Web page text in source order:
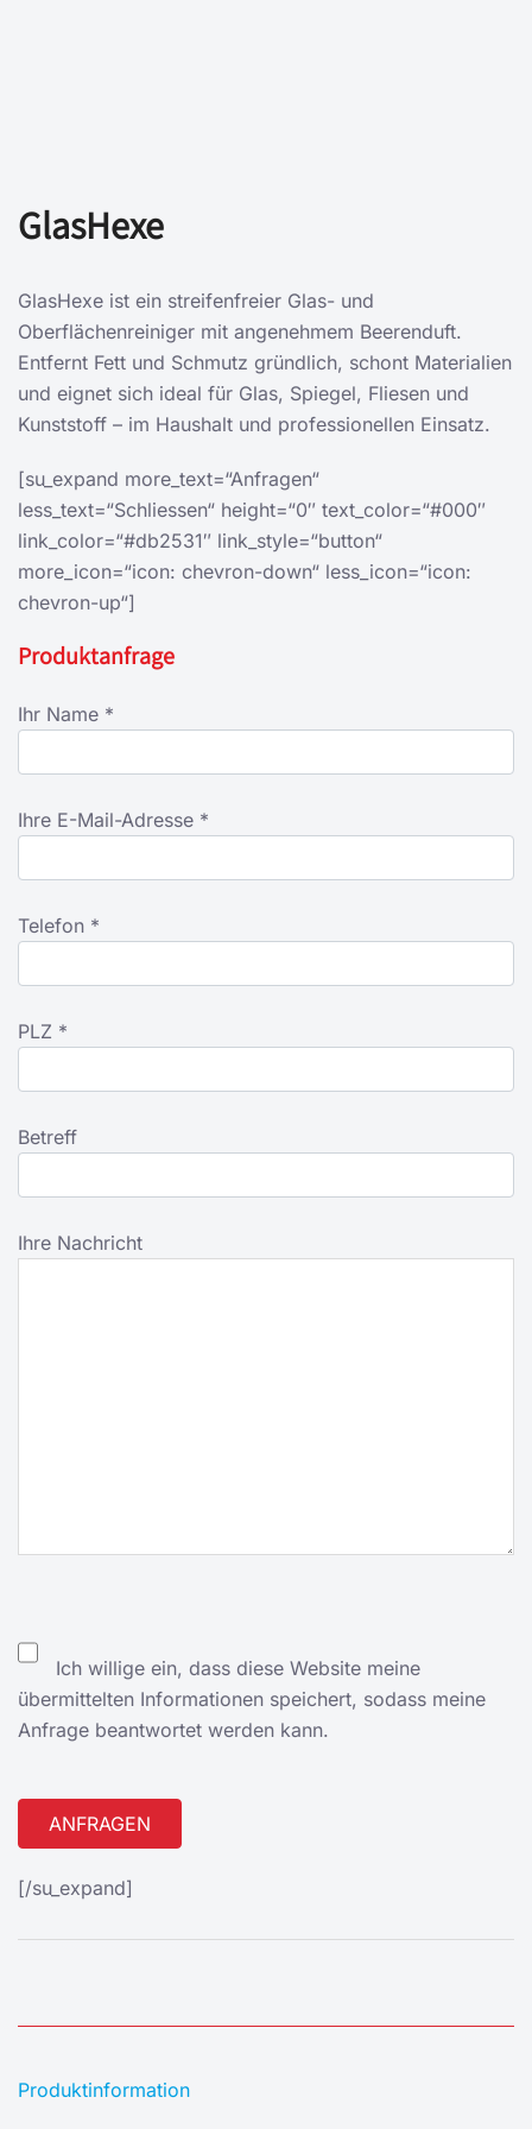
GlasHexe
GlasHexe ist ein streifenfreier Glas- und
Oberflächenreiniger mit angenehmem Beerenduft.
Entfernt Fett und Schmutz gründlich, schont Materialien
und eignet sich ideal für Glas, Spiegel, Fliesen und
Kunststoff – im Haushalt und professionellen Einsatz.
[su_expand more_text=“Anfragen“
less_text=“Schliessen“ height=“0″ text_color=“#000″
link_color=“#db2531″ link_style=“button“
more_icon=“icon: chevron-down“ less_icon=“icon:
chevron-up“]
Produktanfrage
Ihr Name *
Ihre E-Mail-Adresse *
Telefon *
PLZ *
Betreff
Ihre Nachricht
Ich willige ein, dass diese Website meine
übermittelten Informationen speichert, sodass meine
Anfrage beantwortet werden kann.
Alternative:
[/su_expand]
Produktinformation